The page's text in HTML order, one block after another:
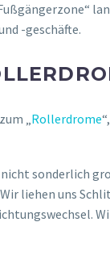
-geschäfte.
„Rollerdrome
sonderlich
liehen uns